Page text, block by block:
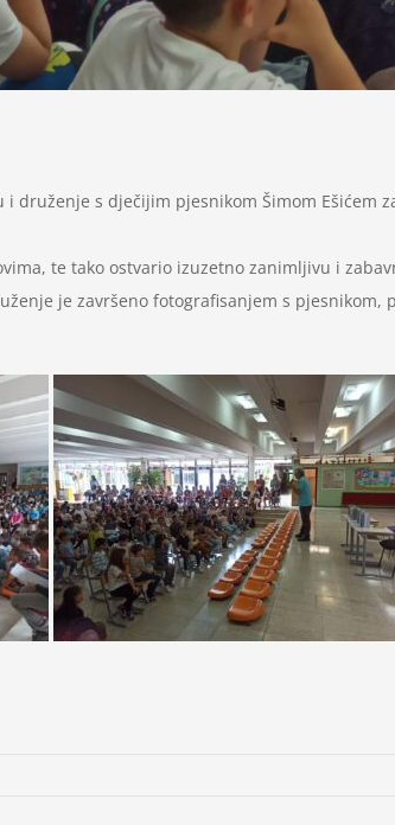
s dječijim pjesnikom Šimom Ešićem
te tako ostvario izuzetno zanimljivu i
je završeno fotografisanjem s pjesnikom,